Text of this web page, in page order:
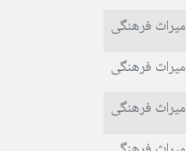
میراث فرهنگی
میراث فرهنگی
میراث فرهنگی